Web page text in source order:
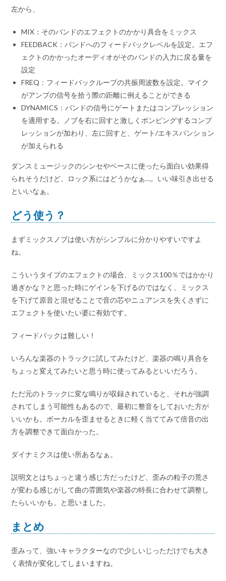
左から、
MIX：そのバンドのエフェクトのかかり具合をミックス
FEEDBACK：バンドへのフィードバックレベルを設定。エフ
ェクトのかかったオーディオがそのバンドの入力に戻る量を
設定
FREQ：フィードバックループの共振周波数を設定。マイク
がアンプの信号を拾う際の距離に例えることができる
DYNAMICS：バンドの信号にゲートまたはコンプレッション
を適用する。ノブを右に回すと激しくポンピングするコンプ
レッションが加わり、左に回すと、ゲート/エキスパンション
が加えられる
ダンスミュージックのシンセやベースに使ったら面白い効果得
られそうだけど、ロック系にはどうかなぁ…。いい味引き出せる
といいなぁ。
どう使う？
まずミックスノブは使い方がシンプルに分かりやすいですよ
ね。
こういうタイプのエフェクトの場合、ミックス100％ではかかり
過ぎかな？と思った時にゲインを下げるのではなく、ミックス
を下げて原音と混ぜることで音の芯やニュアンスを失くさずに
エフェクトを使いたい婆に有効です。
フィードバックは難しい！
いろんな楽器のトラックに試してみたけど、楽器の鳴り具合を
ちょっと変えてみたいと思う時に使ってみるといいだろう。
ただ元のトラックに変な鳴りが収録されていると、それが強調
されてしまう可能性もあるので、最初に整音をしておいた方が
いいかも。ボーカルを歪ませるときに軽く当ててみて倍音の出
方を調整できて面白かった。
ダイナミクスは使い所あるなぁ。
説明文とはちょっと違う感じ方だったけど、歪みの粒子の荒さ
が変わる感じがして曲の雰囲気や楽器の特長に合わせて調整し
たらいいかも。と思いました。
まとめ
歪みって、強いキャラクターなので少しいじっただけでも大き
く表情が変化してしまいますね。